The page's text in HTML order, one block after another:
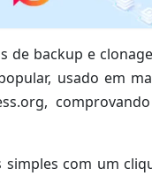
de backup e
usado em
com um